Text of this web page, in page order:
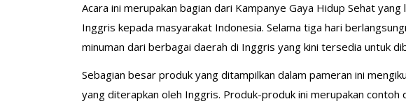
Acara ini merupakan bagian dari Kampanye Gaya Hidup Sehat
Inggris kepada masyarakat Indonesia. Selama tiga hari
minuman dari berbagai daerah di Inggris yang kini tersedia untuk
Sebagian besar produk yang ditampilkan dalam pameran ini
yang diterapkan oleh Inggris. Produk-produk ini merupakan contoh